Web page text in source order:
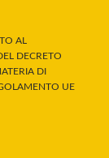
AL
DECRETO
DI
UE